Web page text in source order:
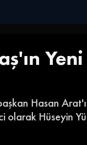
Hasan
olarak Hüseyin